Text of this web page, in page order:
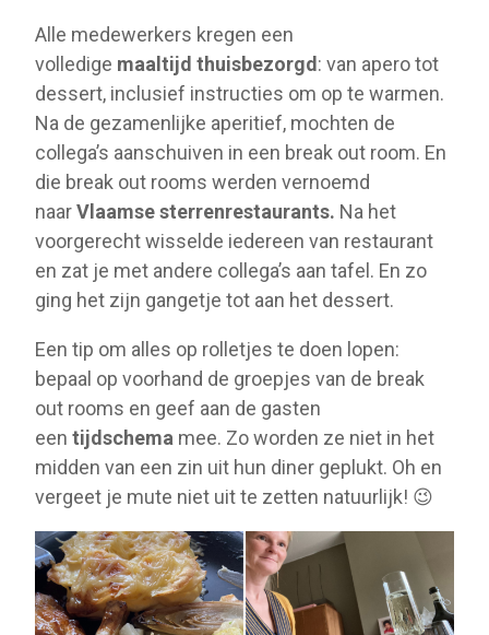
Alle medewerkers kregen een
volledige maaltijd thuisbezorgd: van apero tot
dessert, inclusief instructies om op te warmen.
Na de gezamenlijke aperitief, mochten de
collega’s aanschuiven in een break out room. En
die break out rooms werden vernoemd
naarVlaamse sterrenrestaurants. Na het
voorgerecht wisselde iedereen van restaurant
en zat je met andere collega’s aan tafel. En zo
ging het zijn gangetje tot aan het dessert.
Een tip om alles op rolletjes te doen lopen:
bepaal op voorhand de groepjes van de break
out rooms en geef aan de gasten
een tijdschema mee. Zo worden ze niet in het
midden van een zin uit hun diner geplukt. Oh en
vergeet je mute niet uit te zetten natuurlijk! 😉